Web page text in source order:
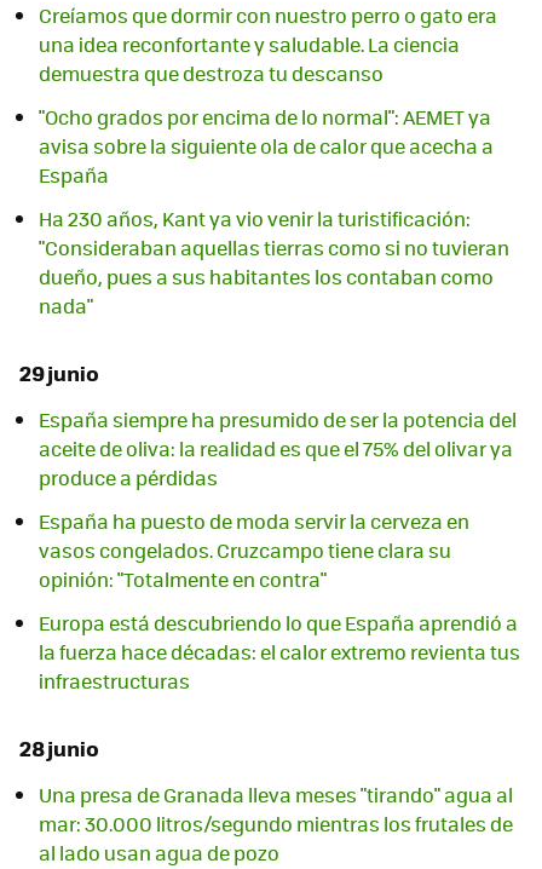
Creíamos que dormir con nuestro perro o gato era
una idea reconfortante y saludable. La ciencia
demuestra que destroza tu descanso
"Ocho grados por encima de lo normal": AEMET ya
avisa sobre la siguiente ola de calor que acecha a
España
Ha 230 años, Kant ya vio venir la turistificación:
"Consideraban aquellas tierras como si no tuvieran
dueño, pues a sus habitantes los contaban como
nada"
29 junio
España siempre ha presumido de ser la potencia del
aceite de oliva: la realidad es que el 75% del olivar ya
produce a pérdidas
España ha puesto de moda servir la cerveza en
vasos congelados. Cruzcampo tiene clara su
opinión: "Totalmente en contra"
Europa está descubriendo lo que España aprendió a
la fuerza hace décadas: el calor extremo revienta tus
infraestructuras
28 junio
Una presa de Granada lleva meses "tirando" agua al
mar: 30.000 litros/segundo mientras los frutales de
al lado usan agua de pozo